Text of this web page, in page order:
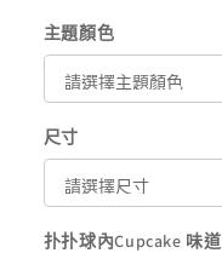
主題顏色
尺寸
扑扑球內Cupcake 味道